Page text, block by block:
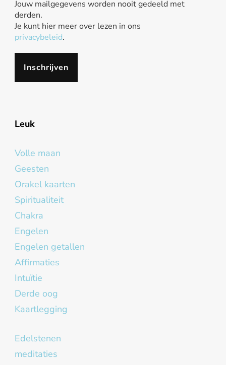
Jouw mailgegevens worden nooit gedeeld met
derden.
Je kunt hier meer over lezen in ons
privacybeleid.
Leuk
Volle maan
Geesten
Orakel kaarten
Spiritualiteit
Chakra
Engelen
Engelen getallen
Affirmaties
Intuïtie
Derde oog
Kaartlegging
Edelstenen
meditaties